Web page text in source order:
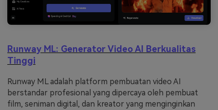
Runway ML: Generator Video AI Berkualitas
Tinggi
Runway ML adalah platform pembuatan video AI
berstandar profesional yang dipercaya oleh pembuat
film, seniman digital, dan kreator yang menginginkan